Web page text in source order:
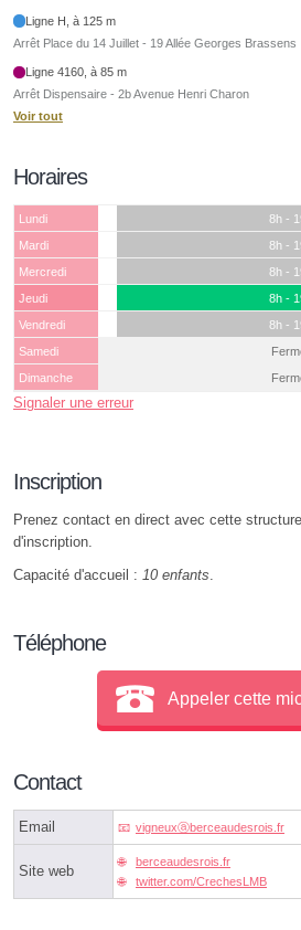
Ligne H, à 125 m
Arrêt Place du 14 Juillet - 19 Allée Georges Brassens
Ligne 4160, à 85 m
Arrêt Dispensaire - 2b Avenue Henri Charon
Voir tout
Horaires
Lundi
8h -
Mardi
8h -
Mercredi
8h -
Jeudi
8h -
Vendredi
8h -
Samedi
Dimanche
Signaler une erreur
Inscription
Prenez contact en direct avec cette
d'inscription.
Capacité d'accueil : 10 enfants.
Téléphone
Appeler cette
Contact
Email vigneuxⓐberceaudesrois.fr
Site web
berceaudesrois.fr
twitter.com/CrechesLMB